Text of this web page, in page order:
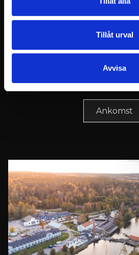
Tillåt urval
Avvisa
Bruket har ett unikt hotell,
sommaraktiviteter bör bokas
Ankomst